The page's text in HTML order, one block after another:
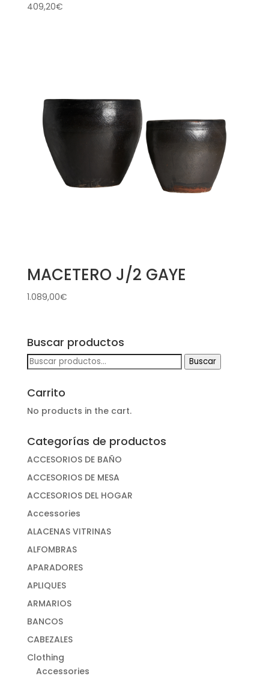
409,20€
MACETERO J/2 GAYE
1.089,00€
Buscar productos
Buscar
por:
Buscar
Carrito
No products in the cart.
Categorías de productos
ACCESORIOS DE BAÑO
ACCESORIOS DE MESA
ACCESORIOS DEL HOGAR
Accessories
ALACENAS VITRINAS
ALFOMBRAS
APARADORES
APLIQUES
ARMARIOS
BANCOS
CABEZALES
Clothing
Accessories